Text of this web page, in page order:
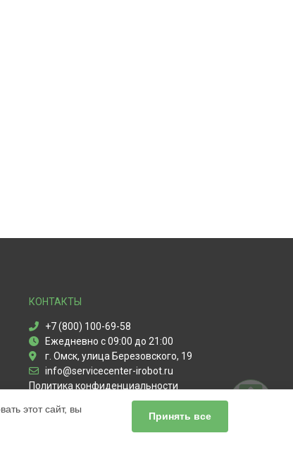
КОНТАКТЫ
+7 (800) 100-69-58
Ежедневно с 09:00 до 21:00
г. Омск, улица Березовского, 19
info@servicecenter-irobot.ru
Политика конфиденциальности
Способы оплаты
этот сайт, вы
Принять все